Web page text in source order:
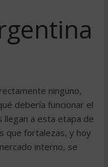
ninguno,
debería funcionar el
llegan a esta etapa de
que fortalezas, y hoy
interno, se